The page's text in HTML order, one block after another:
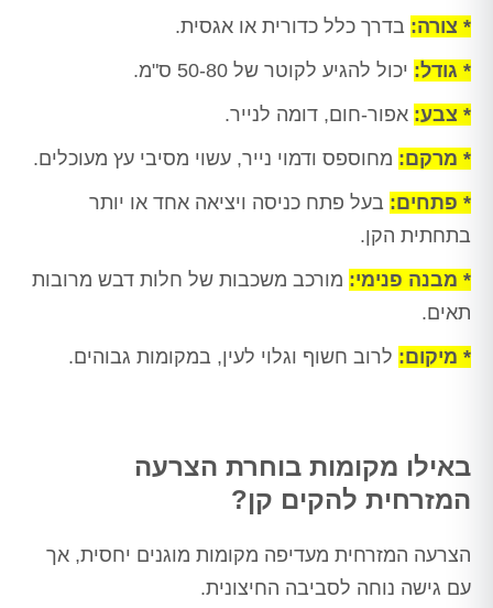
* צורה: בדרך כלל כדורית או אגסית.
* גודל: יכול להגיע לקוטר של 50-80 ס"מ.
* צבע: אפור-חום, דומה לנייר.
* מרקם: מחוספס ודמוי נייר, עשוי מסיבי עץ מעוכלים.
* פתחים: בעל פתח כניסה ויציאה אחד או יותר
בתחתית הקן.
* מבנה פנימי: מורכב משכבות של חלות דבש מרובות
תאים.
* מיקום: לרוב חשוף וגלוי לעין, במקומות גבוהים.
באילו מקומות בוחרת הצרעה
המזרחית להקים קן?
הצרעה המזרחית מעדיפה מקומות מוגנים יחסית, אך
עם גישה נוחה לסביבה החיצונית.